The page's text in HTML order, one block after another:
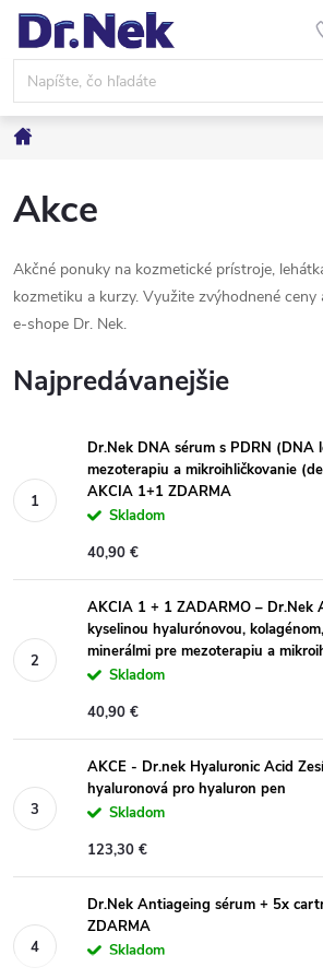
Prejsť
obsah
Akce
Akčné ponuky na kozmetické prístroje,
kozmetiku a kurzy. Využite zvýhodnené ceny
e-shope Dr. Nek.
Najpredávanejšie
Dr.Nek DNA sérum s PDRN (DNA
mezoterapiu a mikroihličkovanie
AKCIA 1+1 ZDARMA
Skladom
40,90 €
AKCIA 1 + 1 ZADARMO – Dr.Nek
kyselinou hyalurónovou,
minerálmi pre mezoterapiu a
Skladom
40,90 €
AKCE - Dr.nek Hyaluronic Acid
hyaluronová pro hyaluron pen
Skladom
123,30 €
Dr.Nek Antiageing sérum + 5x
ZDARMA
Skladom